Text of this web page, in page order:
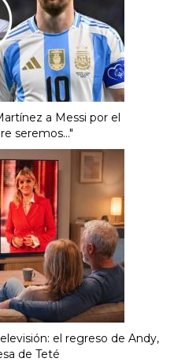
a Messi por el
seremos..."
el regreso de Andy,
de Teté